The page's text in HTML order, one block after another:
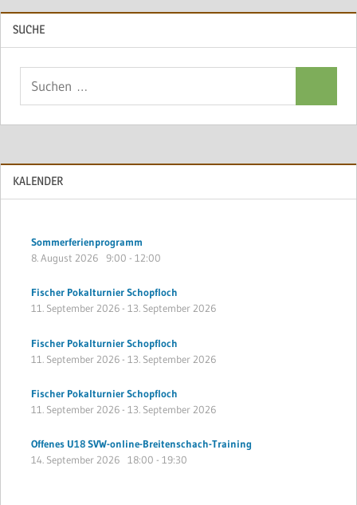
Beiträge
SUCHE
KALENDER
Sommerferienprogramm
8. August 2026 9:00 - 12:00
Fischer Pokalturnier Schopfloch
11. September 2026- 13. September 2026
Fischer Pokalturnier Schopfloch
11. September 2026- 13. September 2026
Fischer Pokalturnier Schopfloch
11. September 2026- 13. September 2026
Offenes U18 SVW-online-Breitenschach-Training
14. September 2026 18:00 - 19:30